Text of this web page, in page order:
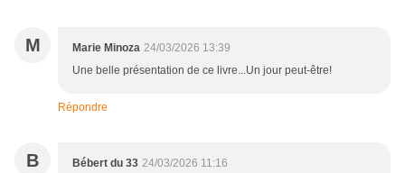
M Marie Minoza 24/03/2026 13:39
Une belle présentation de ce livre...Un jour peut-être!
Répondre
B Bébert du 33 24/03/2026 11:16